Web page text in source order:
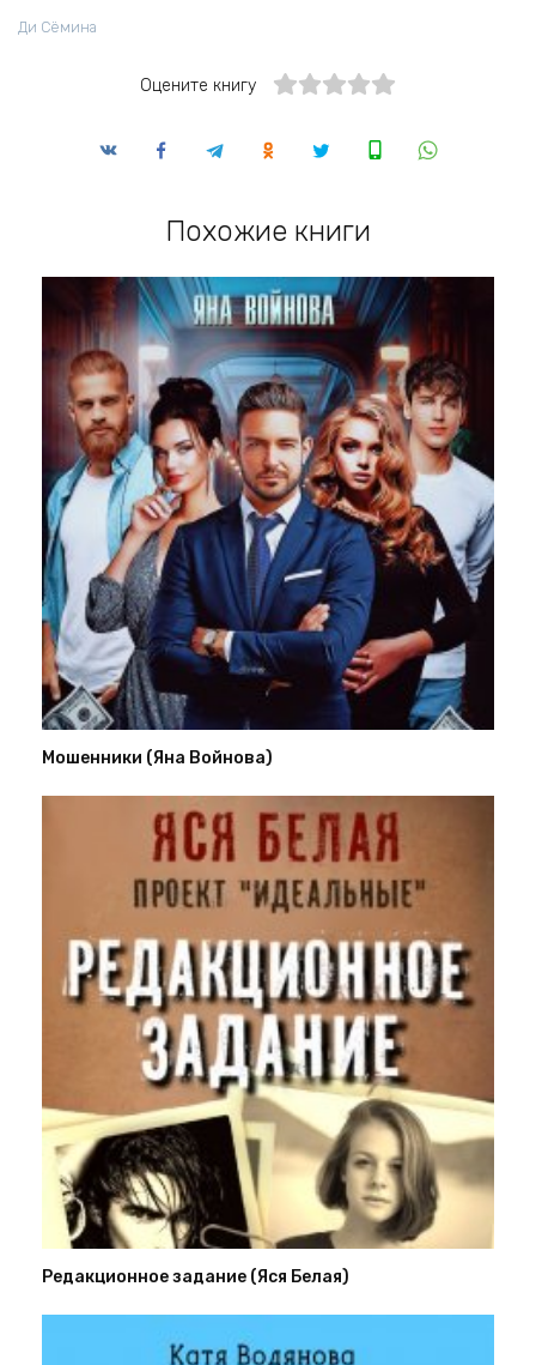
Ди Сёмина
Оцените книгу
Похожие книги
Мошенники (Яна Войнова)
Редакционное задание (Яся Белая)